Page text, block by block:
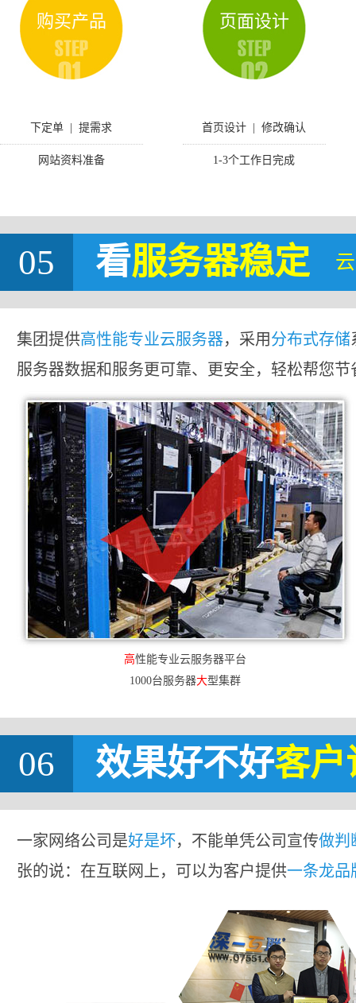
购买产品
下定单 | 提需求
网站资料准备
页面设计
首页设计 | 修改确认
1-3个工作日完成
05 看服务器稳定
集团提供高性能专业云服务器，采用分布式存储
服务器数据和服务更可靠、更安全，轻松帮您节
高性能专业云服务器平台
1000台服务器大型集群
06 效果好不好客户
一家网络公司是好是坏，不能单凭公司宣传做判
张的说：在互联网上，可以为客户提供一条龙品